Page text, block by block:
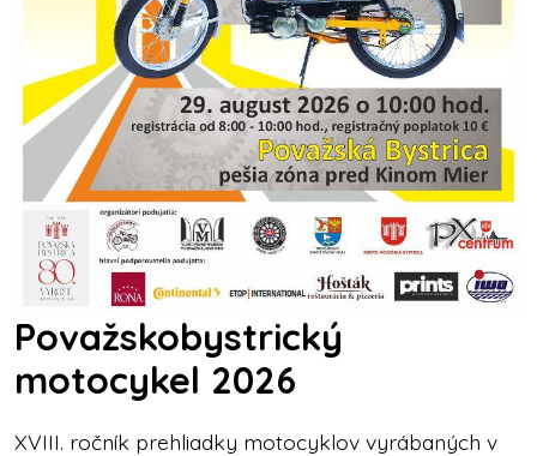
Považskobystrický
motocykel 2026
XVIII. ročník prehliadky motocyklov vyrábaných v